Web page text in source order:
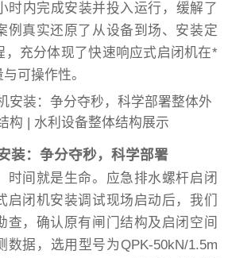
时内完成安装并投入运行，缓解了
例真实还原了从设备到场、安装定
，充分体现了快速响应式启闭机在*
可操作性。
装：争分夺秒，科学部署
时间就是生命。应急排水螺杆启闭
启闭机安装调试现场启动后，我们
查，确认原有闸门结构及启闭空间
数据，选用型号为QPK-50kN/1.5m